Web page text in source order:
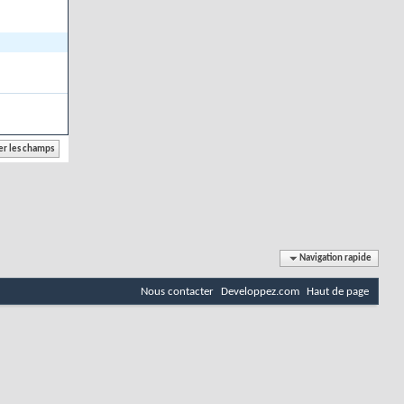
Navigation rapide
Nous contacter Developpez.com Haut de page